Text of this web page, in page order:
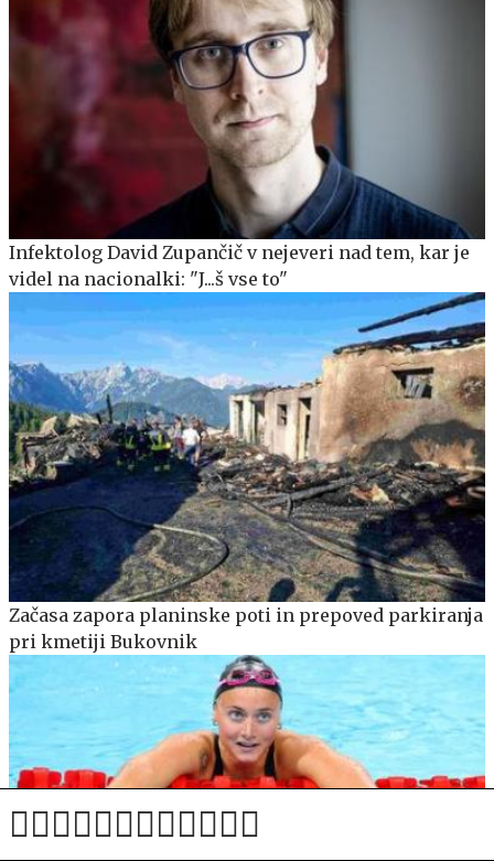
Infektolog David Zupančič v nejeveri nad tem, kar je
videl na nacionalki: "J...š vse to"
Začasa zapora planinske poti in prepoved parkiranja
pri kmetiji Bukovnik